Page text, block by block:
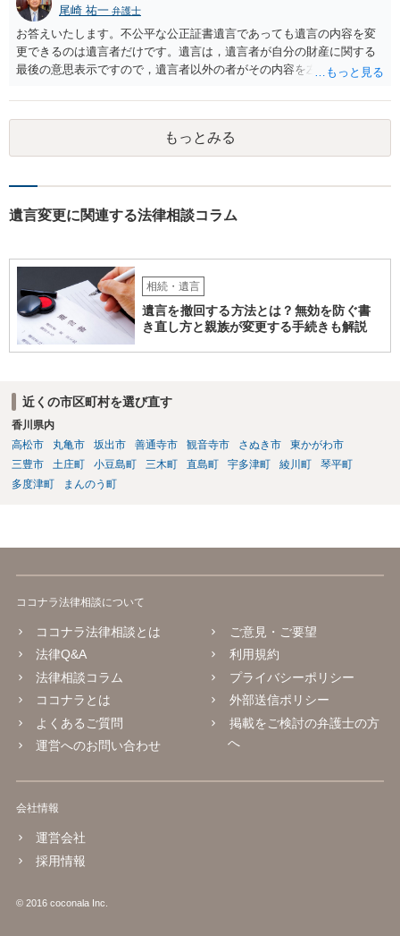
尾崎 祐一 弁護士
お答えいたします。不公平な公正証書遺言であっても遺言の内容を変
更できるのは遺言者だけです。遺言は，遺言者が自分の財産に関する
最後の意思表示ですので，遺言者以外の者がその内容を左右させるこ
とはできないのです。
もっとみる
遺言変更に関連する法律相談コラム
相続・遺言
遺言を撤回する方法とは？無効を防ぐ書
き直し方と親族が変更する手続きも解説
近くの市区町村を選び直す
香川県内
高松市
丸亀市 坂出市 善通寺市 観音寺市 さぬき市
東かがわ市
三豊市
土庄町 小豆島町 三木町 直島町 宇多津町 綾川町
琴平町
多度津町
まんのう町
ココナラ法律相談について
ココナラ法律相談とは
法律Q&A
法律相談コラム
ココナラとは
よくあるご質問
運営へのお問い合わせ
ご意見・ご要望
利用規約
プライバシーポリシー
外部送信ポリシー
掲載をご検討の弁護士の方
へ
会社情報
運営会社
採用情報
© 2016 coconala Inc.